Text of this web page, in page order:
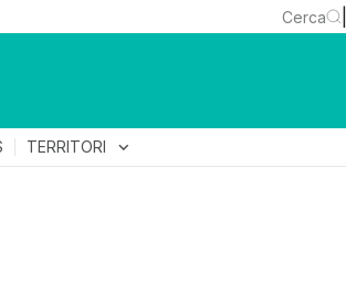
Cerca
TERRITORI expand_more